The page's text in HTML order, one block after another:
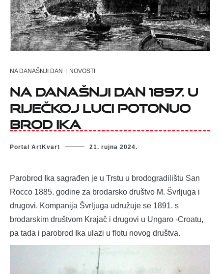
NA DANAŠNJI DAN | NOVOSTI
Na današnji dan 1897. u
riječkoj luci potonuo
brod Ika
Portal ArtKvart 21. rujna 2024.
Parobrod Ika sagrađen je u Trstu u brodogradilištu San
Rocco 1885. godine za brodarsko društvo M. Švrljuga i
drugovi. Kompanija Švrljuga udružuje se 1891. s
brodarskim društvom Krajač i drugovi u Ungaro -Croatu,
pa tada i parobrod Ika ulazi u flotu novog društva.